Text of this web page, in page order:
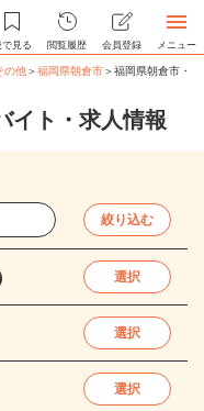
で見る 閲覧履歴 会員登録 メニュー
の他＞福岡県朝倉市＞福岡県朝倉市・
イト・求人情報
絞り込む
選択
選択
選択